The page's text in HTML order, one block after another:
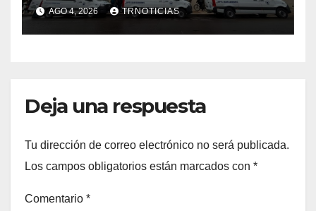
Cauquenes y Sagrada Familia
AGO 4, 2026 TRNOTICIAS
Deja una respuesta
Tu dirección de correo electrónico no será publicada.
Los campos obligatorios están marcados con *
Comentario *